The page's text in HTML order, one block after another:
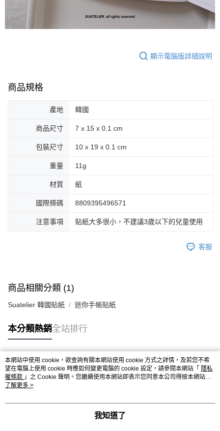
顯示電腦版詳細說明
商品規格
產地 韓國
商品尺寸 7 x 15 x 0.1 cm
包裝尺寸 10 x 19 x 0.1 cm
重量 11g
材質 紙
國際條碼 8809395496571
注意事項 貼紙大多很小，不建議3歲以下的兒童使用
客服
商品相關分類 (1)
Suatelier 韓國貼紙 迷你手帳貼紙
本分類熱銷全站排行
熱門標籤
本網站中使用 cookie，欲查詢有關本網站使用 cookie 方式之詳情，及若您不希
望在電腦上使用 cookie 時應如何變更電腦的 cookie 設定，請參閱本網站「 隱私
權條款 」之 Cookie 聲明。您繼續使用本網站即表示您同意本公司得按本網站使
用條款之 Cookie 聲明使用 cookie。
了解更多 >
我知道了